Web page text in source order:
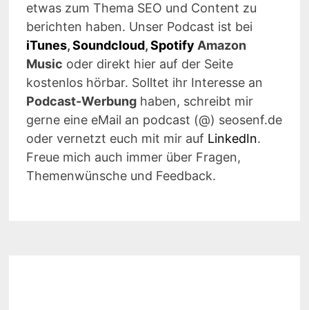
etwas zum Thema SEO und Content zu
berichten haben. Unser Podcast ist bei
iTunes,Soundcloud,Spotify Amazon
Music oder direkt hier auf der Seite
kostenlos hörbar. Solltet ihr Interesse an
Podcast-Werbunghaben, schreibt mir
gerne eine eMail an podcast (@) seosenf.de
oder vernetzt euch mit mir auf LinkedIn.
Freue mich auch immer über Fragen,
Themenwünsche und Feedback.